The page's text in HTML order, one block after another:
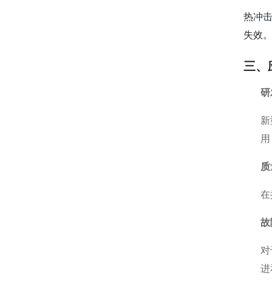
热冲
失效
三、
研
在
故
进